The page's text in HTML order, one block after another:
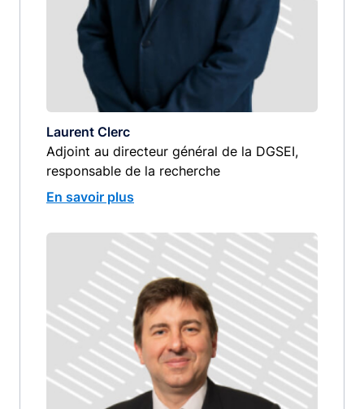
Laurent Clerc
Adjoint au directeur général de la DGSEI,
responsable de la recherche
En savoir plus
image